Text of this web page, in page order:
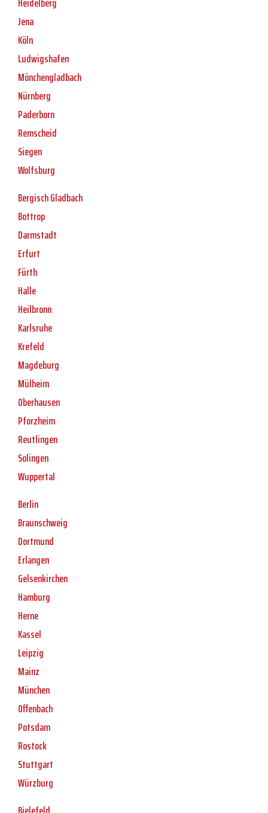
Jena
Köln
Ludwigshafen
Mönchengladbach
Nürnberg
Paderborn
Remscheid
Siegen
Wolfsburg
Bergisch Gladbach
Bottrop
Darmstadt
Erfurt
Fürth
Halle
Heilbronn
Karlsruhe
Krefeld
Magdeburg
Mülheim
Oberhausen
Pforzheim
Reutlingen
Solingen
Wuppertal
Berlin
Braunschweig
Dortmund
Erlangen
Gelsenkirchen
Hamburg
Herne
Kassel
Leipzig
Mainz
München
Offenbach
Potsdam
Rostock
Stuttgart
Würzburg